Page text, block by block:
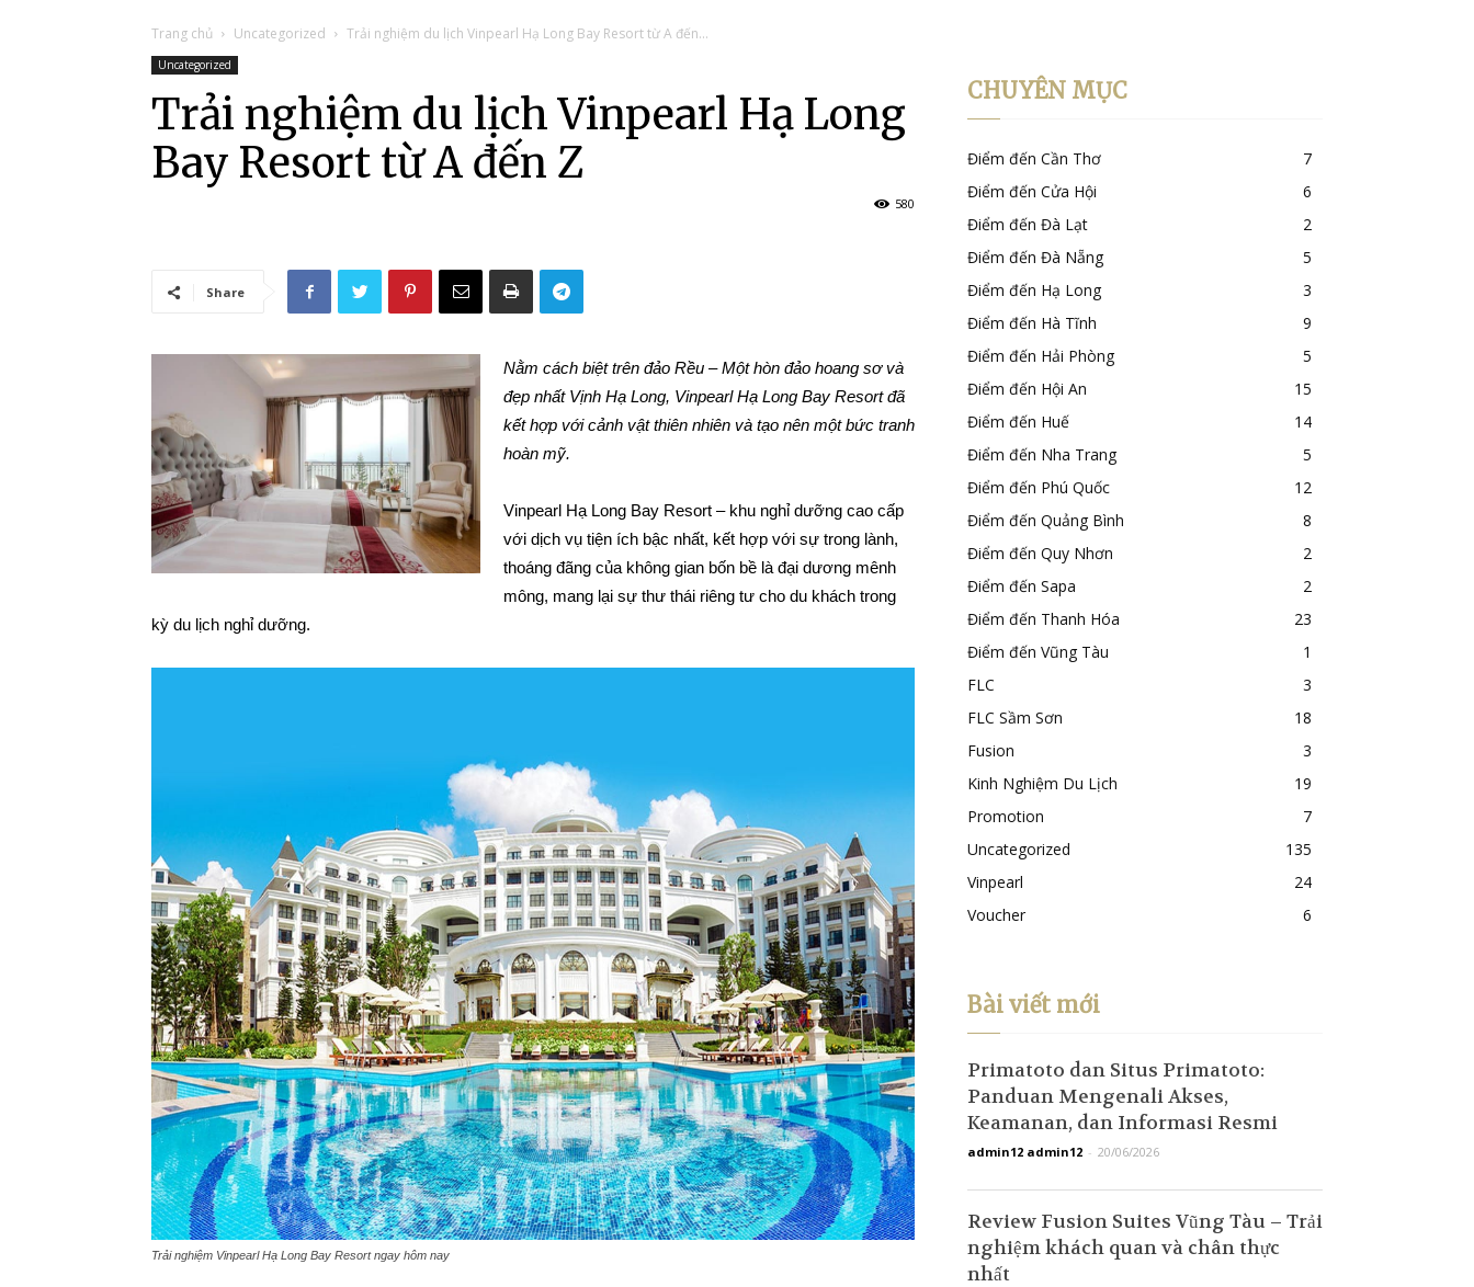
Trang chủ Uncategorized Trải nghiệm du lịch Vinpearl Hạ Long Bay Resort từ A đến...
Uncategorized
Trải nghiệm du lịch Vinpearl Hạ Long
Bay Resort từ A đến Z
580
Share
Nằm cách biệt trên đảo Rều – Một hòn đảo hoang sơ và
đẹp nhất Vịnh Hạ Long, Vinpearl Hạ Long Bay Resort đã
kết hợp với cảnh vật thiên nhiên và tạo nên một bức tranh
hoàn mỹ.
Vinpearl Hạ Long Bay Resort – khu nghỉ dưỡng cao cấp
với dịch vụ tiện ích bậc nhất, kết hợp với sự trong lành,
thoáng đãng của không gian bốn bề là đại dương mênh
mông, mang lại sự thư thái riêng tư cho du khách trong
kỳ du lịch nghỉ dưỡng.
Trải nghiệm Vinpearl Hạ Long Bay Resort ngay hôm nay
CHUYÊN MỤC
Điểm đến Cần Thơ
7
Điểm đến Cửa Hội
6
Điểm đến Đà Lạt
2
Điểm đến Đà Nẵng
5
Điểm đến Hạ Long
3
Điểm đến Hà Tĩnh
9
Điểm đến Hải Phòng
5
Điểm đến Hội An
15
Điểm đến Huế
14
Điểm đến Nha Trang
5
Điểm đến Phú Quốc
12
Điểm đến Quảng Bình
8
Điểm đến Quy Nhơn
2
Điểm đến Sapa
2
Điểm đến Thanh Hóa
23
Điểm đến Vũng Tàu
1
FLC
3
FLC Sầm Sơn
18
Fusion
3
Kinh Nghiệm Du Lịch
19
Promotion
7
Uncategorized
135
Vinpearl
24
Voucher
6
Bài viết mới
Primatoto dan Situs Primatoto:
Panduan Mengenali Akses,
Keamanan, dan Informasi Resmi
admin12 admin12 - 20/06/2026
Review Fusion Suites Vũng Tàu – Trải
nghiệm khách quan và chân thực
nhất